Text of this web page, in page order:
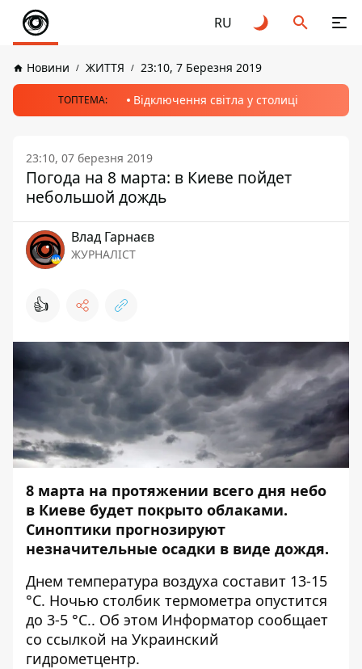
RU
Новини ЖИТТЯ 23:10, 7 Березня 2019
ТОПТЕМА: Відключення світла у столиці
23:10, 07 березня 2019
Погода на 8 марта: в Киеве пойдет
небольшой дождь
Влад Гарнаєв
ЖУРНАЛІСТ
👍
8 марта на протяжении всего дня небо
в Киеве будет покрыто облаками.
Синоптики прогнозируют
незначительные осадки в виде дождя.
Днем температура воздуха составит 13-15
°C. Ночью столбик термометра опустится
до 3-5 °C.. Об этом Информатор сообщает
со ссылкой на Украинский
гидрометцентр.